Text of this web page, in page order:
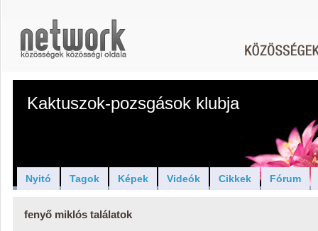
Kaktuszok-pozsgások klubja
Nyitó Tagok Képek Videók Cikkek Fórum
fenyő miklós találatok